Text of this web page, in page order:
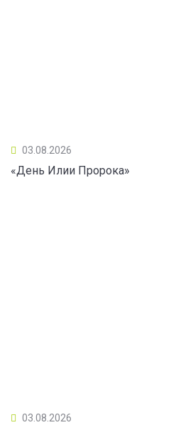
03.08.2026
«День Илии Пророка»
03.08.2026